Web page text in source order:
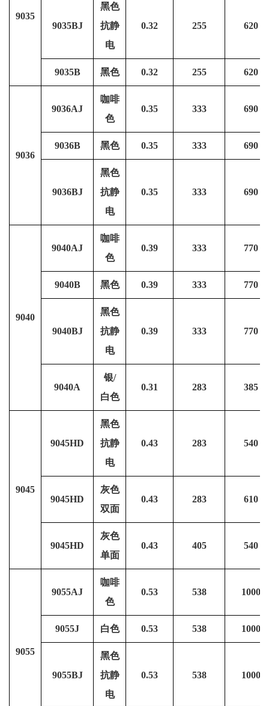
9035
9035BJ
黑色
抗静
电
0.32 255 620
9035B 黑色 0.32 255 620
9036
9036AJ
咖啡
色
0.35 333 690
9036B 黑色 0.35 333 690
9036BJ
黑色
抗静
电
0.35 333 690
9040
9040AJ
咖啡
色
0.39 333 770
9040B 黑色 0.39 333 770
9040BJ
黑色
抗静
电
0.39 333 770
9040A
银/
白色
0.31 283 385
9045
9045HD
黑色
抗静
电
0.43 283 540
9045HD
灰色
双面
0.43 283 610
9045HD
灰色
单面
0.43 405 540
9055
9055AJ
咖啡
色
0.53 538 1000
9055J 白色 0.53 538 1000
9055BJ
黑色
抗静
电
0.53 538 1000